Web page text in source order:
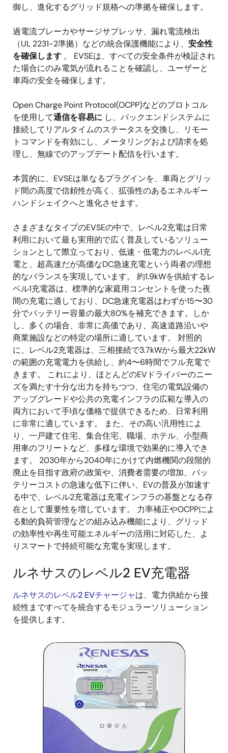
御し、進化するグリッド規格への準拠を確保します。
過電流ブレーカやサージサプレッサ、漏れ電流検出
（UL 2231-2準拠）などの統合保護機能により、 安全性
を確保します 。 EVSEは、すべての安全条件が検証され
た場合にのみ電気が流れることを確認し、ユーザーと
車両の安全を確保します。
Open Charge Point Protocol(OCPP)などのプロトコル
を使用して通信を容易に し、バックエンドシステムに
接続してリアルタイムのステータスを交換し、リモー
トコマンドを有効にし、メータリングおよび請求を処
理し、無線でのアップデート配信を行います。
本質的に、EVSEは単なるプラグインを、車両とグリッ
ド間の高度で信頼性が高く、拡張性のあるエネルギー
ハンドシェイクへと進化させます。
さまざまなタイプのEVSEの中で、レベル2充電は日常
利用において最も実用的で広く普及しているソリュー
ションとして際立っており、低速・低電力のレベル1充
電と、超高速だが高価なDC急速充電という両者の理想
的なバランスを実現しています。 約1.9kWを供給するレ
ベル1充電器は、標準的な家庭用コンセントを使った夜
間の充電に適しており、DC急速充電器はわずか15〜30
分でバッテリー容量の最大80%を補充できます。しか
し、多くの場合、非常に高価であり、高速道路沿いや
商業施設などの特定の場所に適しています。 対照的
に、レベル2充電器は、三相接続で3.7kWから最大22kW
の範囲の充電電力を供給し、約4〜6時間でフル充電で
きます。 これにより、ほとんどのEVドライバーのニー
ズを満たす十分な出力を持ちつつ、住宅の電気設備の
アップグレードや公共の充電インフラの広範な導入の
両方において手頃な価格で提供できるため、日常利用
に非常に適しています。 また、その高い汎用性によ
り、一戸建て住宅、集合住宅、職場、ホテル、小型商
用車のフリートなど、多様な環境で効果的に導入でき
ます。 2030年から2040年にかけて内燃機関の段階的
廃止を目指す政府の政策や、消費者需要の増加、バッ
テリーコストの急速な低下に伴い、EVの普及が加速す
る中で、レベル2充電器は充電インフラの基盤となる存
在として重要性を増しています。 力率補正やOCPPによ
る動的負荷管理などの組み込み機能により、グリッド
の効率性や再生可能エネルギーの活用に対応した、よ
りスマートで持続可能な充電を実現します。
ルネサスのレベル2 EV充電器
ルネサスのレベル2 EVチャージャは、電力供給から接
続性まですべてを統合するモジュラーソリューション
を提供します。